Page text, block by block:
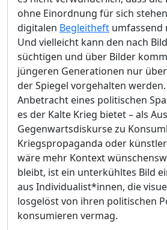
ohne Einordnung für sich
digitalen Begleitheft umfassend
Und vielleicht kann den nach
süchtigen und über Bilder
jüngeren Generationen nur
der Spiegel vorgehalten
Anbetracht eines politischen
es der Kalte Krieg bietet – als
Gegenwartsdiskurse zu
Kriegspropaganda oder
wäre mehr Kontext
bleibt, ist ein unterkühltes Bild
aus Individualist*innen, die
losgelöst von ihren politischen
konsumieren vermag.